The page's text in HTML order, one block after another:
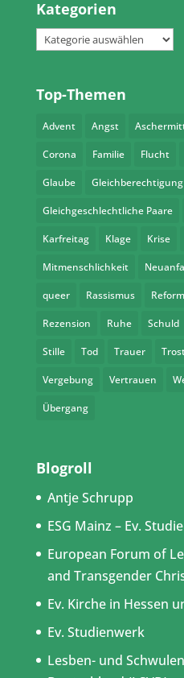
Kategorien
Kategorien
Top-Themen
Advent Angst
Corona Familie Flucht
Glaube Gleichberechtigung
Gleichgeschlechtliche Paare
Karfreitag Klage Krise
Mitmenschlichkeit
queer Rassismus
Rezension Ruhe Schuld
Stille Tod Trauer
Vergebung Vertrauen
Übergang
Blogroll
Antje Schrupp
ESG Mainz – Ev.
European Forum of
and Transgender
Ev. Kirche in Hessen
Ev. Studienwerk
Lesben- und